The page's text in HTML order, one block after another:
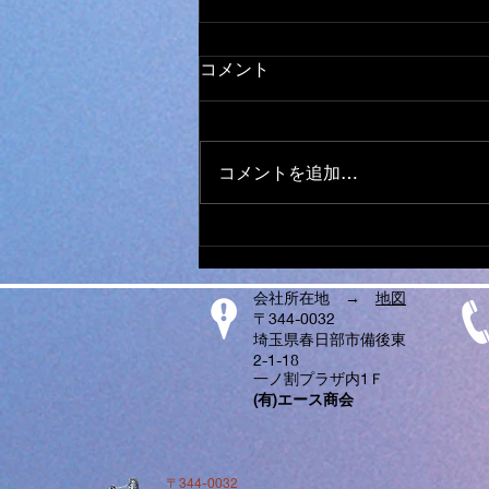
オールメーカー ミシン 取
で、購入されたミシンでもokで
す。 ダンボール、や、みかん箱
き詰めて、 ガムテープで、フタ
を閉めてお送りください。...
コメント
コメントを追加…
〒344-0032
会社所在地 → 地図
〒344-0032
埼玉県春日部市備後東
2-1-18
一ノ割プラザ内1Ｆ
​(有)エース商会